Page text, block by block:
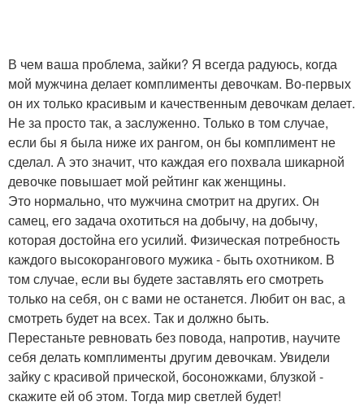
В чем ваша проблема, зайки? Я всегда радуюсь, когда
мой мужчина делает комплименты девочкам. Во-первых
он их только красивым и качественным девочкам делает.
Не за просто так, а заслуженно. Только в том случае,
если бы я была ниже их рангом, он бы комплимент не
сделал. А это значит, что каждая его похвала шикарной
девочке повышает мой рейтинг как женщины.
Это нормально, что мужчина смотрит на других. Он
самец, его задача охотиться на добычу, на добычу,
которая достойна его усилий. Физическая потребность
каждого высокорангового мужика - быть охотником. В
том случае, если вы будете заставлять его смотреть
только на себя, он с вами не останется. Любит он вас, а
смотреть будет на всех. Так и должно быть.
Перестаньте ревновать без повода, напротив, научите
себя делать комплименты другим девочкам. Увидели
зайку с красивой прической, босоножками, блузкой -
скажите ей об этом. Тогда мир светлей будет!